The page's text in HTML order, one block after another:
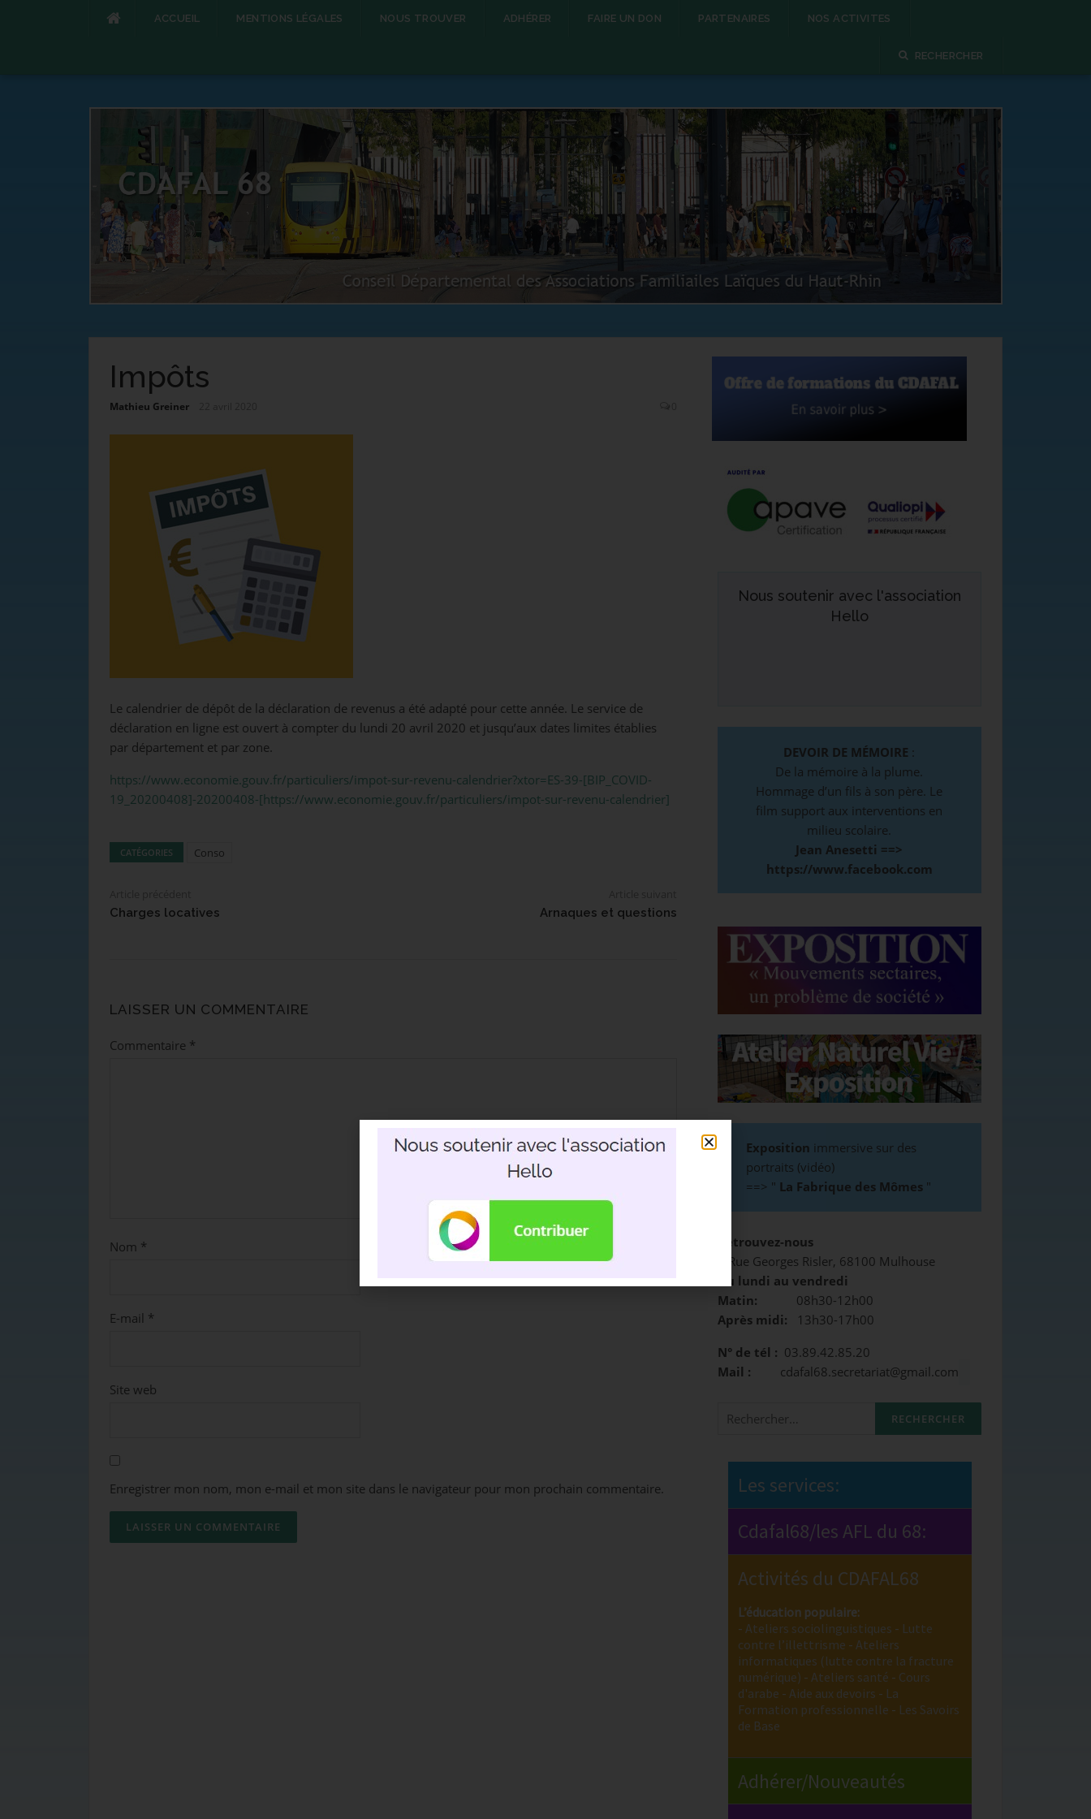
ACCUEIL MENTIONS LÉGALES NOUS TROUVER ADHÉRER FAIRE UN DON PARTENAIRES NOS ACTIVITES
RECHERCHER
Impôts
Mathieu Greiner
Le calendrier de dépôt de la déclaration de revenus a été adapté pour cette année. Le service de
déclaration en ligne est ouvert à compter du lundi 20 avril 2020 et jusqu’aux dates limites établies
par département et par zone.
https://www.economie.gouv.fr/particuliers/impot-sur-revenu-calendrier?xtor=ES-39-[BIP_COVID-
19_20200408]-20200408-[https://www.economie.gouv.fr/particuliers/impot-sur-revenu-calendrier]
CATÉGORIES Conso
Charges locatives
Arnaques et questions
LAISSER UN COMMENTAIRE
Commentaire *
Nom *
E-mail *
Site web
Enregistrer mon nom, mon e-mail et mon site dans le navigateur pour mon prochain commentaire.
Nous soutenir avec l'association
Hello
DEVOIR DE MÉMOIRE :
De la mémoire à la plume.
Hommage d’un fils à son père. Le
film support aux interventions en
milieu scolaire.
Jean Anesetti ==>
https://www.facebook.com
Exposition immersive sur des
portraits (vidéo)
==> " La Fabrique des Mômes "
Retrouvez-nous
3 Rue Georges Risler, 68100 Mulhouse
Du lundi au vendredi
Matin: 08h30-12h00
Après midi: 13h30-17h00
N° de tél : 03.89.42.85.20
Mail : cdafal68.secretariat@gmail.com